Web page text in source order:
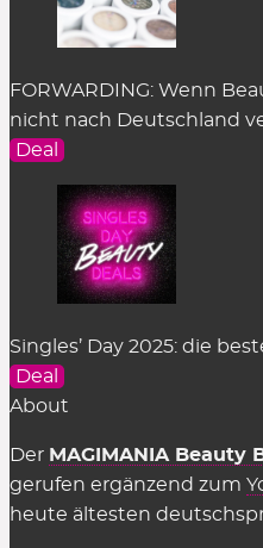
FORWARDING: Wenn
nicht nach Deutschland
Deal
Singles’ Day 2025: die
Deal
About
Der MAGIMANIA Beauty
gerufen ergänzend zum
heute ältesten